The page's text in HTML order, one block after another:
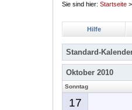
Sie sind hier: Startseite >
Hilfe
Standard-
Oktober 2010
Sonntag
17